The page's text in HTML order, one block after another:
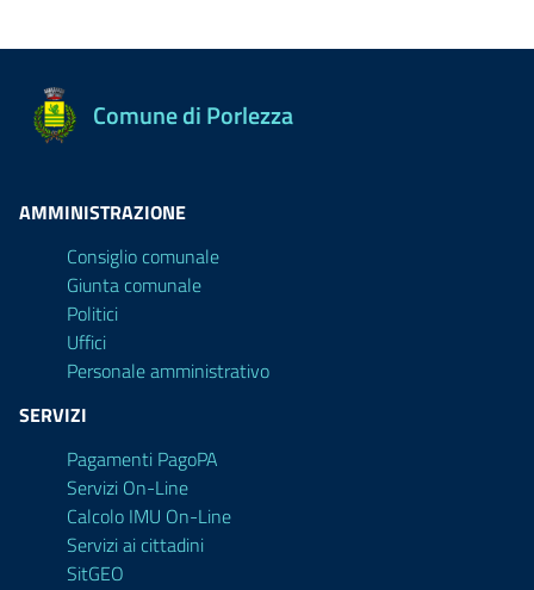
Comune di Porlezza
AMMINISTRAZIONE
Consiglio comunale
Giunta comunale
Politici
Uffici
Personale amministrativo
SERVIZI
Pagamenti PagoPA
Servizi On-Line
Calcolo IMU On-Line
Servizi ai cittadini
SitGEO